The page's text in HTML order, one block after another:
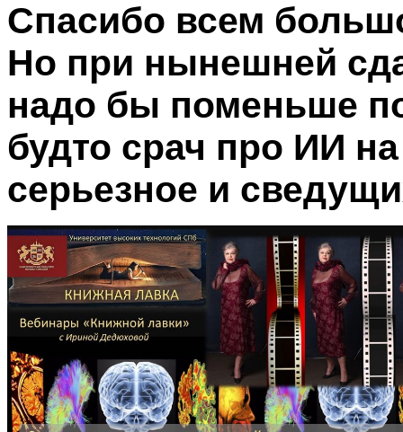
Спасибо всем
Но при нынешней
надо бы поменьше
будто срач про ИИ
серьезное и